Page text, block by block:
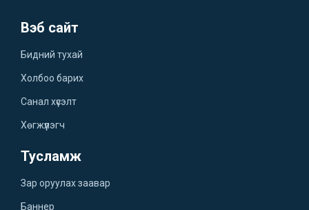
Вэб сайт
Бидний тухай
Холбоо барих
Санал хүсэлт
Хөгжүүлэгч
Тусламж
Зар оруулах заавар
Баннер